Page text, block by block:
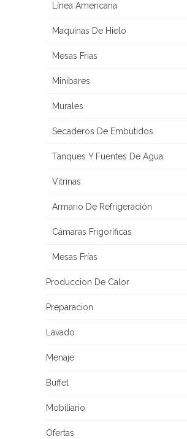
Línea Americana
Maquinas De Hielo
Mesas Frias
Minibares
Murales
Secaderos De Embutidos
Tanques Y Fuentes De Agua
Vitrinas
Armario De Refrigeración
Cámaras Frigoríficas
Mesas Frías
Produccion De Calor
Preparacion
Lavado
Menaje
Buffet
Mobiliario
Ofertas